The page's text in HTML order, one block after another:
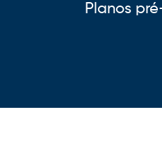
Planos